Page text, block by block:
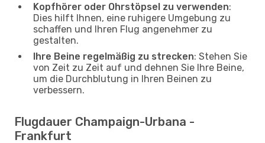
Kopfhörer oder Ohrstöpsel zu verwenden:
Dies hilft Ihnen, eine ruhigere Umgebung zu
schaffen und Ihren Flug angenehmer zu
gestalten.
Ihre Beine regelmäßig zu strecken: Stehen Sie
von Zeit zu Zeit auf und dehnen Sie Ihre Beine,
um die Durchblutung in Ihren Beinen zu
verbessern.
Flugdauer Champaign-Urbana -
Frankfurt